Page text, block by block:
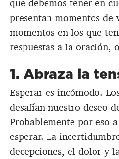
que debemos tener en
presentan momentos de
momentos en los que
respuestas a la oración,
1. Abraza la
Esperar es incómodo.
desafían nuestro deseo
Probablemente por eso
esperar. La
decepciones, el dolor y